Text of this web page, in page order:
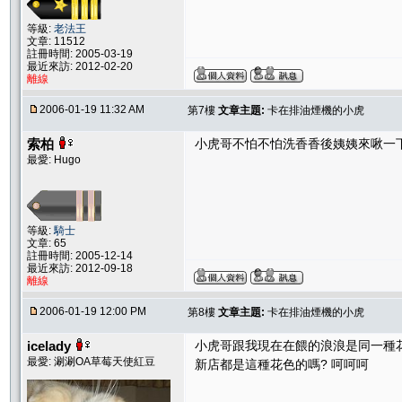
等級: 老法王
文章: 11512
註冊時間: 2005-03-19
最近來訪: 2012-02-20
離線
2006-01-19 11:32 AM 第7樓 文章主題: 卡在排油煙機的小虎
索柏
最愛: Hugo
等級:騎士
文章: 65
註冊時間: 2005-12-14
最近來訪: 2012-09-18
離線
小虎哥不怕不怕洗香香後姨姨來啾一
2006-01-19 12:00 PM 第8樓 文章主題: 卡在排油煙機的小虎
icelady
最愛: 涮涮OA草莓天使紅豆
小虎哥跟我現在在餵的浪浪是同一種
新店都是這種花色的嗎? 呵呵呵